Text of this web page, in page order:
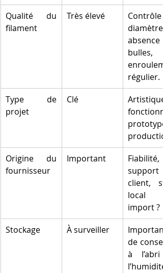
Qualité du
filament
Très élevé
diamètre,
bulles,
régulier.
Type de
projet
Clé
Artistique,
prototype,
Origine du
fournisseur
Important
Fiabilité,
support
client,
local
import ?
Stockage
À surveiller
de
à l’abri
l’humidité.